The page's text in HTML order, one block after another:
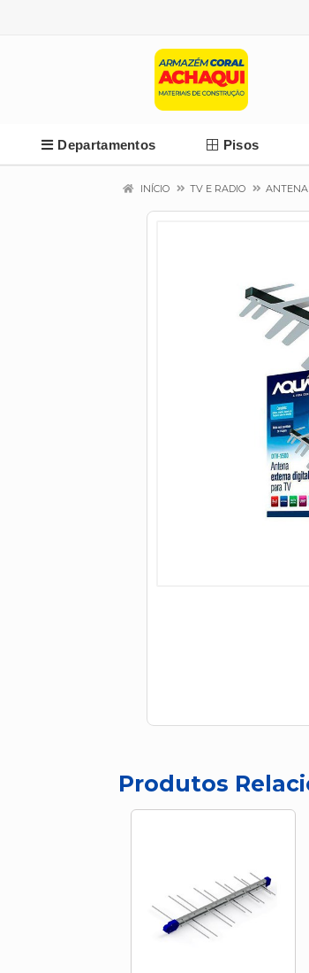
Departamentos Pisos
INÍCIO TV E RADIO
Produtos